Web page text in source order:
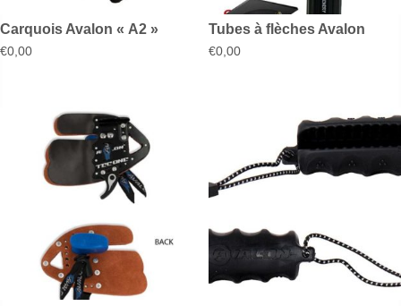
Carquois Avalon « A2 »
€0,00
Tubes à flèches Avalon
€0,00